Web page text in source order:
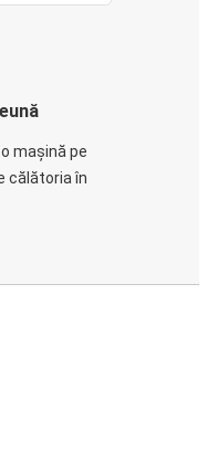
mașină pe
călătoria în